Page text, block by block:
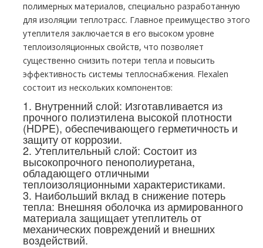
полимерных материалов, специально разработанную
для изоляции теплотрасс. Главное преимущество этого
утеплителя заключается в его высоком уровне
теплоизоляционных свойств, что позволяет
существенно снизить потери тепла и повысить
эффективность системы теплоснабжения. Flexalen
состоит из нескольких компонентов:
1. Внутренний слой: Изготавливается из
прочного полиэтилена высокой плотности
(HDPE), обеспечивающего герметичность и
защиту от коррозии.
2. Утеплительный слой: Состоит из
высокопрочного пенополиуретана,
обладающего отличными
теплоизоляционными характеристиками.
3. Наибольший вклад в снижение потерь
тепла: Внешняя оболочка из армированного
материала защищает утеплитель от
механических повреждений и внешних
воздействий.